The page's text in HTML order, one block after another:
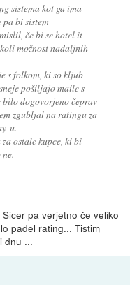
sistema kot ga ima
bi sistem
če bi se hotel it
možnost nadaljnih
s folkom, ki so kljub
pošiljajo maile s
bilo dogovorjeno čeprav
zgubljal na ratingu za
u.
ostale kupce, ki bi
pa verjetno če veliko
padel rating... Tistim
dnu ...